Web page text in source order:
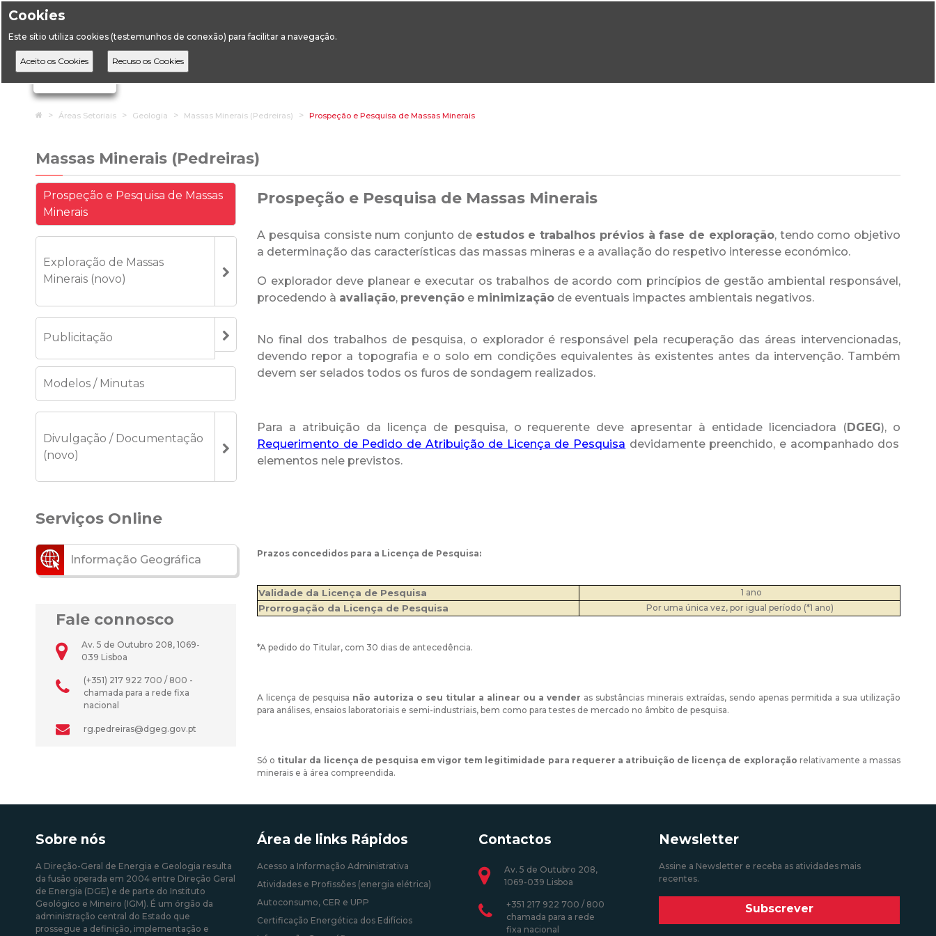
Cookies
Este sítio utiliza cookies (testemunhos de conexão) para facilitar a navegação.
Ignorar links de navegação
HomeÁreas Setoriais Geologia Massas Minerais (Pedreiras) Prospeção e Pesquisa de Massas Minerais
Massas Minerais (Pedreiras)
Prospeção e Pesquisa de Massas
Minerais
Exploração de Massas
Minerais (novo)
Publicitação
Modelos / Minutas
Divulgação / Documentação
(novo)
Serviços Online
Informação Geográfica
Fale connosco
Av. 5 de Outubro 208, 1069-
039 Lisboa
(+351) 217 922 700 / 800 -
chamada para a rede fixa
nacional
rg.pedreiras@dgeg.gov.pt
Prospeção e Pesquisa de Massas Minerais
A pesquisa consiste num conjunto de estudos e trabalhos prévios à fase de exploração, tendo como objetivo
a determinação das características das massas mineras e a avaliação do respetivo interesse económico.
O explorador deve planear e executar os trabalhos de acordo com princípios de gestão ambiental responsável,
procedendo à avaliação, prevenção e minimização de eventuais impactes ambientais negativos.
No final dos trabalhos de pesquisa, o explorador é responsável pela recuperação das áreas intervencionadas,
devendo repor a topografia e o solo em condições equivalentes às existentes antes da intervenção. Também
devem ser selados todos os furos de sondagem realizados.
Para a atribuição da licença de pesquisa, o requerente deve apresentar à entidade licenciadora (DGEG), o
Requerimento de Pedido de Atribuição de Licença de Pesquisa devidamente preenchido, e acompanhado dos
elementos nele previstos.
Prazos concedidos para a Licença de Pesquisa:
Validade da Licença de Pesquisa 1 ano
Prorrogação da Licença de Pesquisa Por uma única vez, por igual período (*1 ano)
*A pedido do Titular, com 30 dias de antecedência.
A licença de pesquisa não autoriza o seu titular a alinear ou a vender as substâncias minerais extraídas, sendo apenas permitida a sua utilização
para análises, ensaios laboratoriais e semi-industriais, bem como para testes de mercado no âmbito de pesquisa.
Só o titular da licença de pesquisa em vigor tem legitimidade para requerer a atribuição de licença de exploração relativamente a massas
minerais e à área compreendida.
Sobre nós
A Direção-Geral de Energia e Geologia resulta
da fusão operada em 2004 entre Direção Geral
de Energia (DGE) e de parte do Instituto
Geológico e Mineiro (IGM). É um órgão da
administração central do Estado que
prossegue a definição, implementação e
Área de links Rápidos
Acesso a Informação Administrativa
Atividades e Profissões (energia elétrica)
Autoconsumo, CER e UPP
Certificação Energética dos Edifícios
Contactos
Av. 5 de Outubro 208,
1069-039 Lisboa
+351 217 922 700 / 800
chamada para a rede
fixa nacional
Newsletter
Assine a Newsletter e receba as atividades mais
recentes.
Subscrever